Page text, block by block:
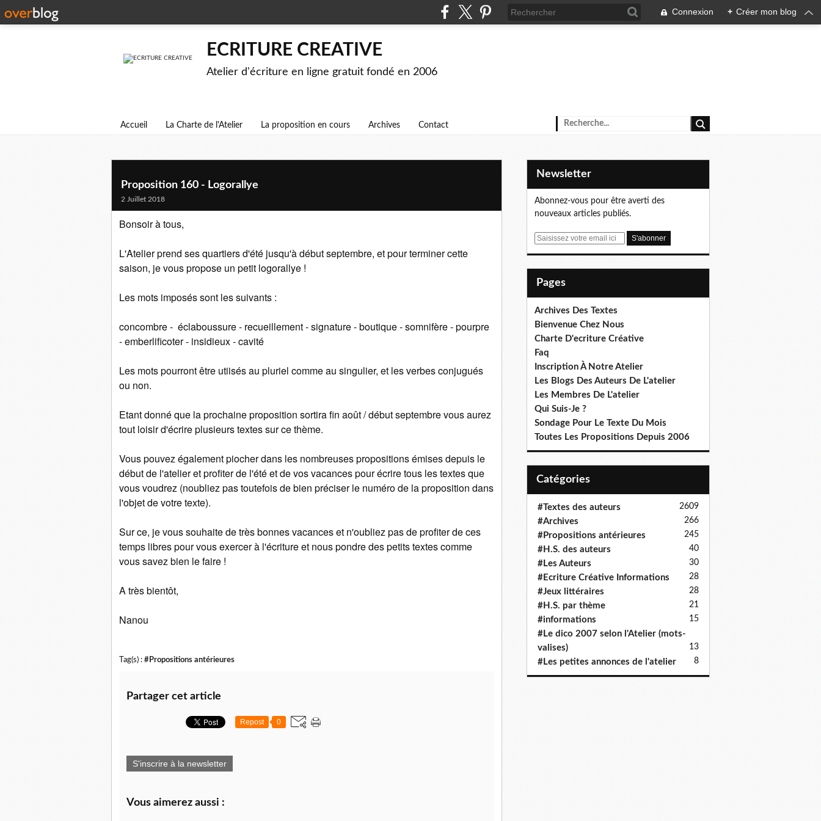
Connexion + Créer mon blog
ECRITURE CREATIVE
Atelier d'écriture en ligne gratuit fondé en 2006
Accueil La Charte de l'Atelier La proposition en cours Archives Contact
Proposition 160 - Logorallye
2 Juillet 2018
Bonsoir à tous,
L'Atelier prend ses quartiers d'été jusqu'à début septembre, et pourterminer cette
saison, je vous propose un petit logorallye !
Les mots imposés sont les suivants :
concombre - éclaboussure - recueillement - signature - boutique - somnifère - pourpre
- emberlificoter - insidieux - cavité
Les mots pourront être utiisés au pluriel comme au singulier, et les verbes conjugués
ou non.
Etant donné que la prochaine proposition sortira fin août / début septembre vous aurez
tout loisir d'écrire plusieurs textes sur ce thème.
Vous pouvez également piocher dans les nombreuses propositions émises depuis le
début de l'atelier et profiter de l'été et de vos vacances pour écrire tous les textes que
vous voudrez (noubliez pas toutefois de bien préciser le numéro de la proposition dans
l'objet de votre texte).
Sur ce, je vous souhaite de très bonnes vacances et n'oubliez pas de profiter de ces
temps libres pour vous exercer à l'écriture et nous pondre des petits textes comme
vous savez bien le faire !
A très bientôt,
Nanou
Tag(s) : #Propositions antérieures
Partager cet article
Repost 0
S'inscrire à la newsletter
Vous aimerez aussi :
Newsletter
Abonnez-vous pour être averti des
nouveaux articles publiés.
E
Pages
Archives Des Textes
Bienvenue Chez Nous
Charte D'ecriture Créative
Faq
Inscription À Notre Atelier
Les Blogs Des Auteurs De L'atelier
Les Membres De L'atelier
Qui Suis-Je ?
Sondage Pour Le Texte Du Mois
Toutes Les Propositions Depuis 2006
Catégories
#Textes des auteurs 2609
#Archives 266
#Propositions antérieures 245
#H.S. des auteurs 40
#Les Auteurs 30
#Ecriture Créative Informations 28
#Jeux littéraires 28
#H.S. par thème 21
#informations 15
#Le dico 2007 selon l'Atelier (mots-
valises)
13
#Les petites annonces de l'atelier 8